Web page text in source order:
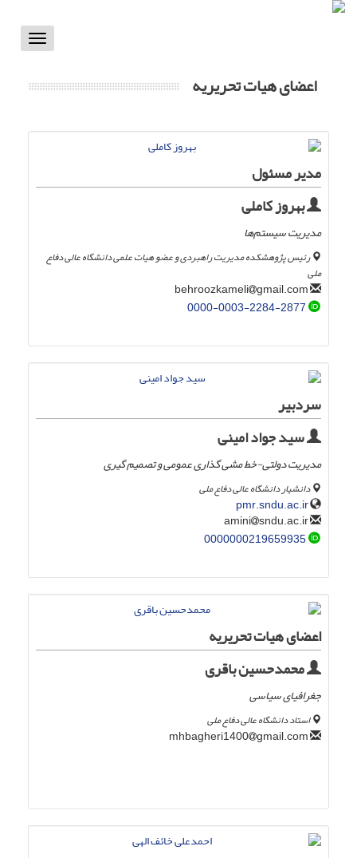
Toggle
اعضای هیات تحریریه
مدیر مسئول
بهروز کاملی
مدیریت سیستم‌ها
رئیس پژوهشکده مدیریت راهبردی و عضو هیات علمی دانشگاه عالی دفاع
ملی
gmail.com
0000-0003-2284-2877
سردبیر
سید جواد امینی
مدیریت دولتی-خط مشی گذاری عمومی و تصمیم گیری
دانشیار دانشگاه عالی دفاع ملی
pmr.sndu.ac.ir
sndu.ac.ir
0000000219659935
اعضای هیات تحریریه
محمدحسین باقری
جغرافیای سیاسی
استاد دانشگاه عالی دفاع ملی
gmail.com